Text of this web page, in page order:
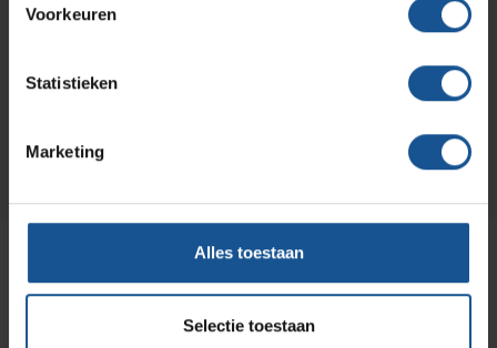
Voorkeuren
Statistieken
Marketing
Alles toestaan
Selectie toestaan
033-245 8334